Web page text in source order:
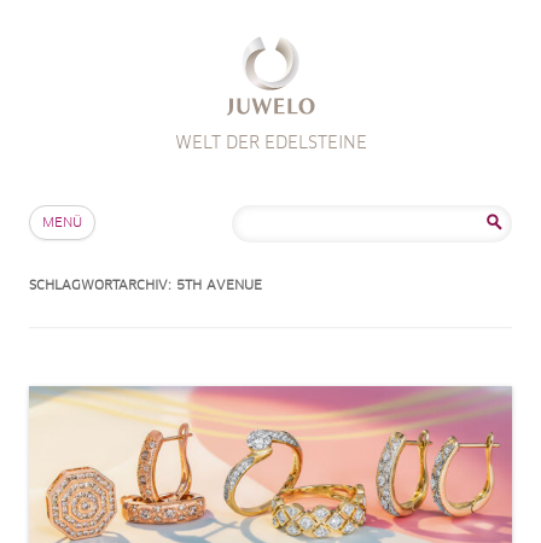
WELT DER EDELSTEINE
MENÜ
SCHLAGWORTARCHIV: 5TH AVENUE